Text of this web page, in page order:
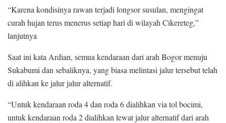
“Karena kondisinya rawan terjadi longsor susulan, mengingat
curah hujan terus menerus setiap hari di wilayah Cikereteg,”
lanjutnya
Saat ini kata Ardian, semua kendaraan dari arah Bogor menuju
Sukabumi dan sebaliknya, yang biasa melintasi jalur tersebut telah
di alihkan ke jalur jalur alternatif.
“Untuk kendaraan roda 4 dan roda 6 dialihkan via tol bocimi,
untuk kendaraan roda 2 dialihkan lewat jalur alternatif dari arah